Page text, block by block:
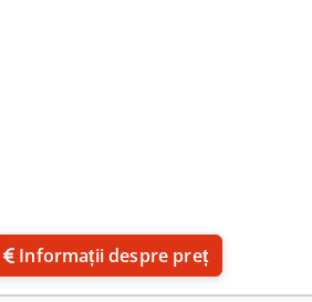
Informații despre preț